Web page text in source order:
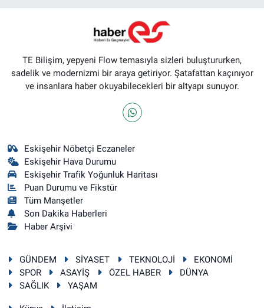
TE Bilişim, yepyeni Flow temasıyla sizleri buluştururken,
sadelik ve modernizmi bir araya getiriyor. Şatafattan kaçınıyor
ve insanlara haber okuyabilecekleri bir altyapı sunuyor.
Eskişehir Nöbetçi Eczaneler
Eskişehir Hava Durumu
Eskişehir Trafik Yoğunluk Haritası
Puan Durumu ve Fikstür
Tüm Manşetler
Son Dakika Haberleri
Haber Arşivi
GÜNDEM SİYASET TEKNOLOJİ
EKONOMİ
SPOR
ASAYİŞ ÖZEL HABER
DÜNYA
SAĞLIK
YAŞAM